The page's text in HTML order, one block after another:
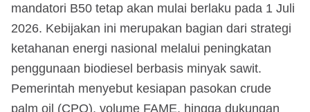
mandatori B50 tetap akan mulai berlaku pada 1 Juli
2026. Kebijakan ini merupakan bagian dari strategi
ketahanan energi nasional melalui peningkatan
penggunaan biodiesel berbasis minyak sawit.
Pemerintah menyebut kesiapan pasokan crude
palm oil (CPO), volume FAME, hingga dukungan